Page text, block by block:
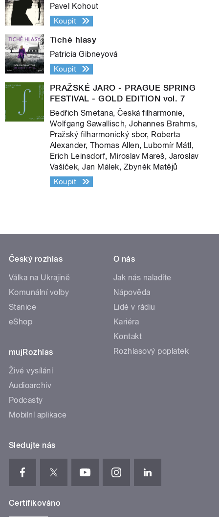
Pavel Kohout
Koupit
Tiché hlasy
Patricia Gibneyová
Koupit
PRAŽSKÉ JARO - PRAGUE SPRING
FESTIVAL - GOLD EDITION vol. 7
Bedřich Smetana, Česká filharmonie,
Wolfgang Sawallisch, Johannes Brahms,
Pražský filharmonický sbor, Roberta
Alexander, Thomas Allen, Lubomír Mátl,
Erich Leinsdorf, Miroslav Mareš, Jaroslav
Vašíček, Jan Málek, Zbyněk Matějů
Koupit
Český rozhlas
Válka na Ukrajině
Komunální volby
Stanice
eShop
mujRozhlas
Živé vysílání
Audioarchiv
Podcasty
Mobilní aplikace
O nás
Jak nás naladíte
Nápověda
Lidé v rádiu
Kariéra
Kontakt
Rozhlasový poplatek
Sledujte nás
Certifikováno